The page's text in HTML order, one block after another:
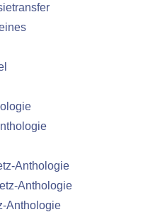
Anthologie
Anthologie
Anthologie